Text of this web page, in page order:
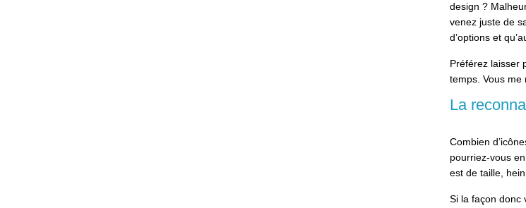
design ?
venez juste de
d’options et
Préférez laisser
temps. Vous me
La
Combien
pourriez-vous
est de taille,
Si la façon donc